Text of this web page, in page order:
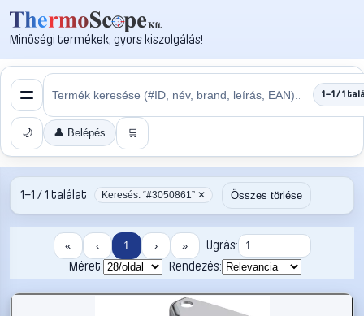
Minőségi termékek, gyors kiszolgálás!
1–1 / 1
🌙 👤 Belépés 🛒
1–1 / 1 találat Keresés: “#3050861” ✕ Összes törlése
« ‹ 1 › »
Ugrás:
Méret:
Rendezés: